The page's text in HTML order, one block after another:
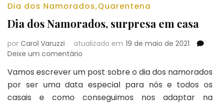
Dia dos Namorados,Quarentena
Dia dos Namorados, surpresa em casa
por Carol Varuzzi atualizado em 19 de maio de 2021
Deixe um comentário
dos
Namorados,
surpresa
Vamos escrever um post sobre o dia dos namorados
por ser uma data especial para nós e todos os
casais e como conseguimos nos adaptar na